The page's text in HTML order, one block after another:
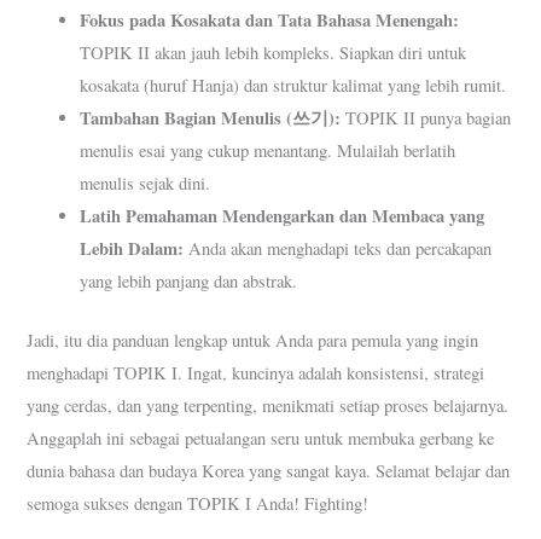
Fokus pada Kosakata dan Tata Bahasa Menengah:
TOPIK II akan jauh lebih kompleks. Siapkan diri untuk
kosakata (huruf Hanja) dan struktur kalimat yang lebih rumit.
Tambahan Bagian Menulis (쓰기): TOPIK II punya bagian
menulis esai yang cukup menantang. Mulailah berlatih
menulis sejak dini.
Latih Pemahaman Mendengarkan dan Membaca yang
Lebih Dalam: Anda akan menghadapi teks dan percakapan
yang lebih panjang dan abstrak.
Jadi, itu dia panduan lengkap untuk Anda para pemula yang ingin
menghadapi TOPIK I. Ingat, kuncinya adalah konsistensi, strategi
yang cerdas, dan yang terpenting, menikmati setiap proses belajarnya.
Anggaplah ini sebagai petualangan seru untuk membuka gerbang ke
dunia bahasa dan budaya Korea yang sangat kaya. Selamat belajar dan
semoga sukses dengan TOPIK I Anda! Fighting!